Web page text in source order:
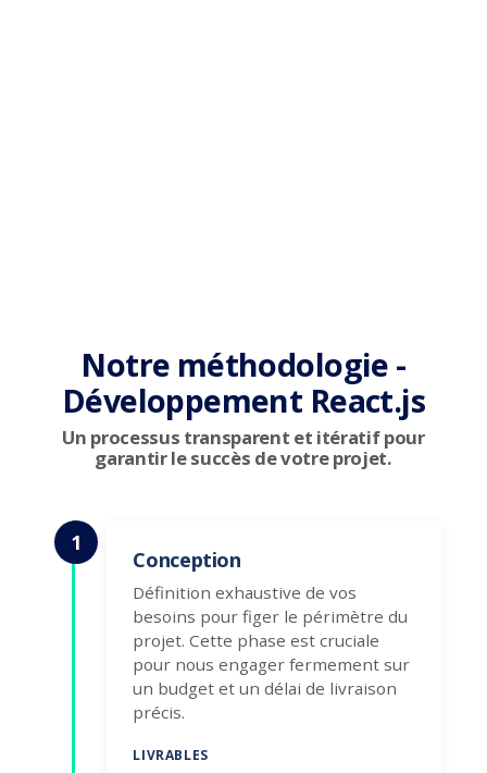
Notre méthodologie -
Développement React.js
Un processus transparent et itératif pour
garantir le succès de votre projet.
Conception
Définition exhaustive de vos
besoins pour figer le périmètre du
projet. Cette phase est cruciale
pour nous engager fermement sur
un budget et un délai de livraison
précis.
LIVRABLES
1